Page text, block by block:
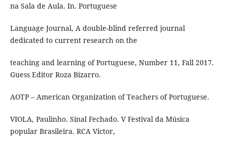
na Sala de Aula. In. Portuguese
Language Journal, A double-blind referred journal
dedicated to current research on the
teaching and learning of Portuguese, Number 11, Fall 2017.
Guess Editor Roza Bizarro.
AOTP – American Organization of Teachers of Portuguese.
VIOLA, Paulinho. Sinal Fechado. V Festival da Música
popular Brasileira. RCA Victor,